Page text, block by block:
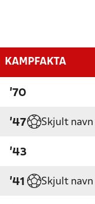
KAMPFAKTA
'70
'47 Skjult navn
'43
'41 Skjult navn